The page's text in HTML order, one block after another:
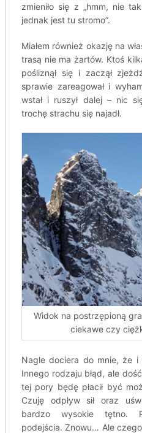
zmieniło się z „hmm, nie
jednak jest tu stromo”.
Miałem również okazję na
trasą nie ma żartów. Ktoś
pośliznął się i zaczął
sprawie zareagował i
wstał i ruszył dalej – nic
trochę strachu się najadł.
Widok na postrzępioną
ciekawe czy
Nagle dociera do mnie, że i
Innego rodzaju błąd, ale
tej pory będę płacił być
Czuję odpływ sił oraz
bardzo wysokie tętno.
podejścia. Znowu… Ale